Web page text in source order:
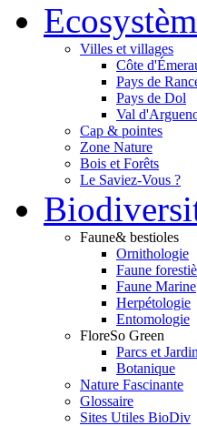
Eco
Villes et villages
Côte
Pays de
Pays de Dol
Val
Cap & pointes
Zone Nature
Bois et Forêts
Le Saviez-Vous ?
Bio
Faune& bestioles
Ornithologie
Faune
Faune Marine
Herpétologie
Entomologie
FloreSo Green
Parcs et
Botanique
Nature Fascinante
Glossaire
Sites Utiles BioDiv